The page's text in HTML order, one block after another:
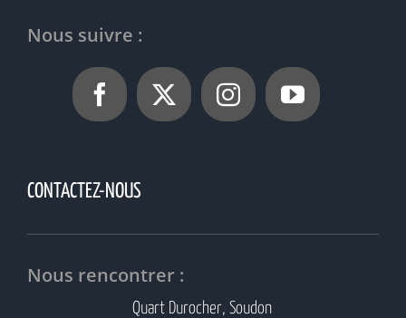
Nous suivre :
CONTACTEZ-NOUS
Nous rencontrer :
Quart Durocher, Soudon